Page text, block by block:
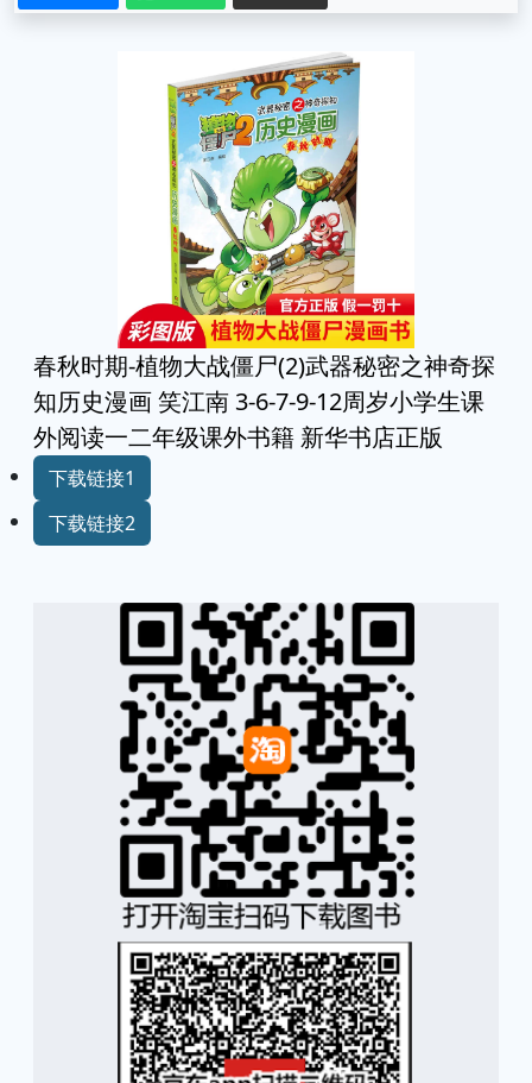
春秋时期-植物大战僵尸(2)武器秘密之神奇探
知历史漫画 笑江南 3-6-7-9-12周岁小学生课
外阅读一二年级课外书籍 新华书店正版
下载链接1
下载链接2